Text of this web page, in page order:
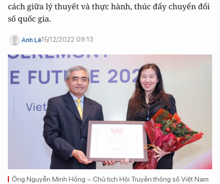
cách giữa lý thuyết và thực hành, thúc đẩy chuyển đổi
số quốc gia.
Anh Lê15/12/2022 09:13
Ông Nguyễn Minh Hồng – Chủ tịch Hội Truyền thông số Việt Nam